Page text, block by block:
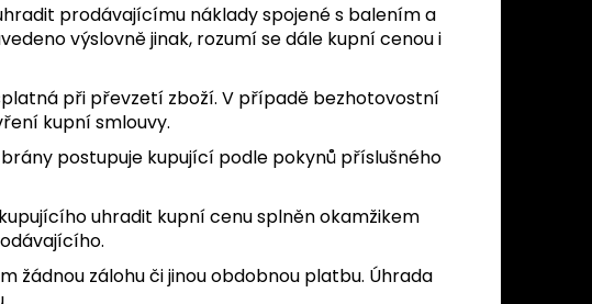
prodávajícímu náklady spojené s balením a
výslovně jinak, rozumí se dále kupní cenou i
při převzetí zboží. V případě bezhotovostní
kupní smlouvy.
postupuje kupující podle pokynů příslušného
uhradit kupní cenu splněn okamžikem
žádnou zálohu či jinou obdobnou platbu. Úhrada